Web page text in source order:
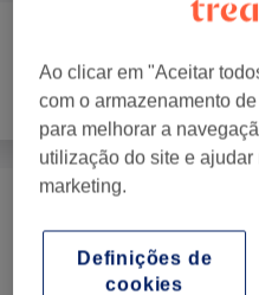
Cabeleireiro e
Cabeleireiro
Unhas De Gel, Acrílicas E
Ao clicar em "Aceitar
com o armazenamento
para melhorar a
utilização do site e
marketing.
Definições de
cookies